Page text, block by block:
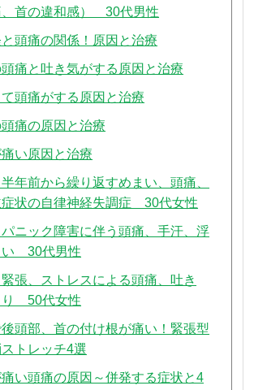
、首の違和感） 30代男性
頭痛の関係！原因と治療
痛と吐き気がする原因と治療
頭痛がする原因と治療
痛の原因と治療
い原因と治療
半年前から繰り返すめまい、頭痛、
症状の自律神経失調症 30代女性
パニック障害に伴う頭痛、手汗、浮
い 30代男性
緊張、ストレスによる頭痛、吐き
り 50代女性
頭部、首の付け根が痛い！緊張型
トレッチ4選
痛い頭痛の原因～併発する症状と4